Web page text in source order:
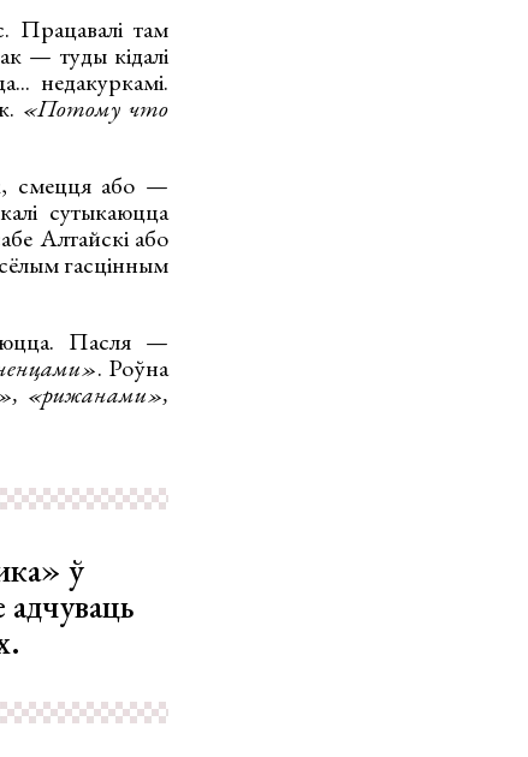
Працавалі там
— туды кідалі
недакуркамі.
«Потому что
смецця або —
сутыкаюцца
Алтайскі або
гасцінным
Пасля —
. Роўна
«рижанами»,
ў